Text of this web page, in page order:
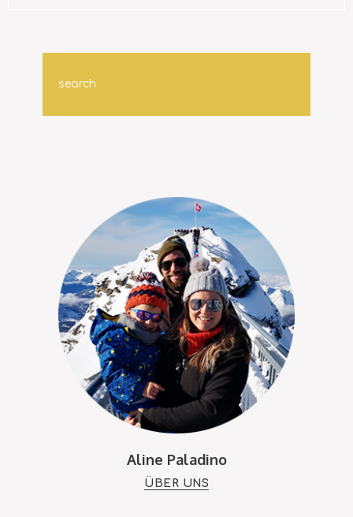
Aline Paladino
ÜBER UNS